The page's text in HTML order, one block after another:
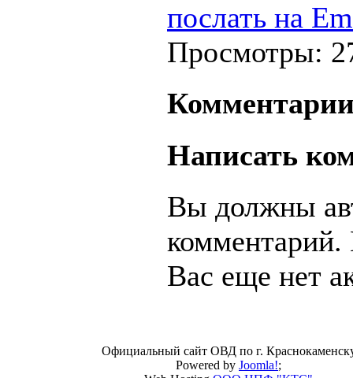
послать на
Просмотры:
Написать
Вы должны
комментарий.
Вас еще нет
Официальный сайт ОВД по г.
Powered by Joomla!;